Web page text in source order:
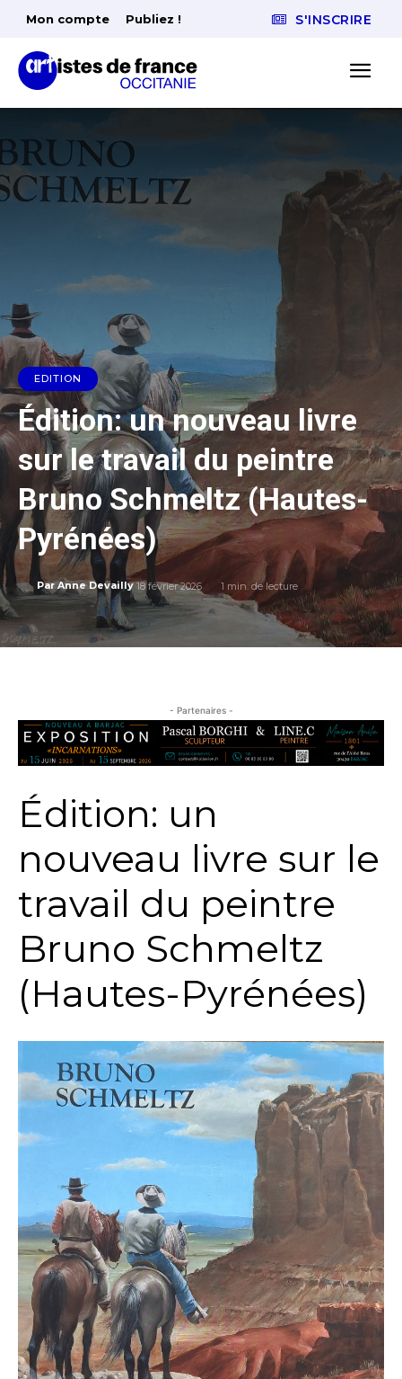
Mon compte Publiez ! S'INSCRIRE
EDITION
Édition: un nouveau livre
sur le travail du peintre
Bruno Schmeltz (Hautes-
Pyrénées)
Par Anne Devailly 18 février 2026 1 min. de lecture
- Partenaires -
Édition: un
nouveau livre sur le
travail du peintre
Bruno Schmeltz
(Hautes-Pyrénées)